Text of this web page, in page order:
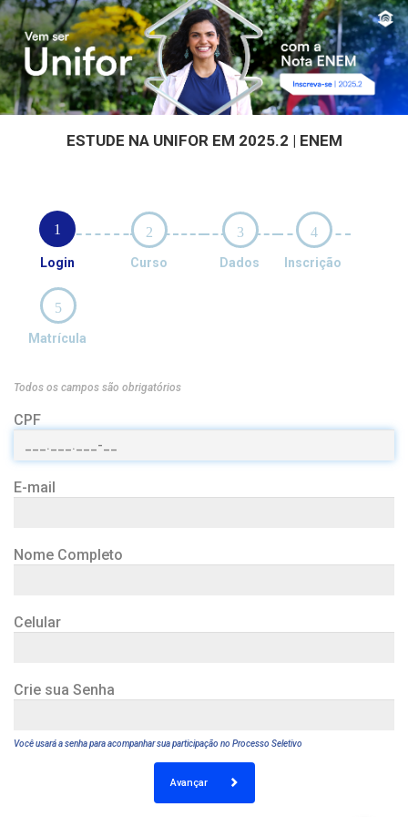
ESTUDE NA UNIFOR EM 2025.2 | ENEM
1
Login
2
Curso
3
Dados
4
Inscrição
5
Matrícula
Todos os campos são obrigatórios
CPF
E-mail
Nome Completo
Celular
Crie sua Senha
Você usará a senha para acompanhar sua participação no Processo Seletivo
Avançar